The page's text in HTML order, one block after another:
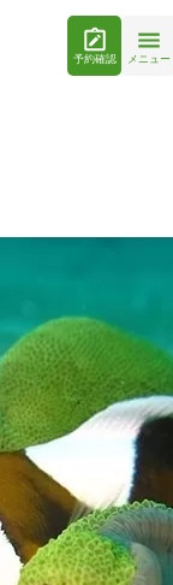
予約確認 メニュー